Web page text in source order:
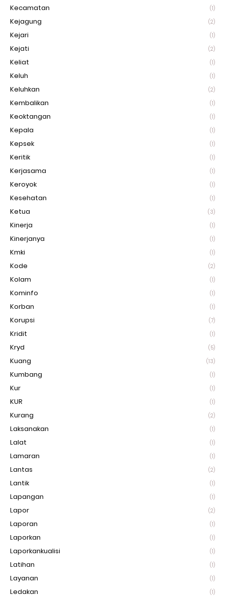
Kecamatan (1)
Kejagung (2)
Kejari (1)
Kejati (2)
Keliat (1)
Keluh (1)
Keluhkan (2)
Kembalikan (1)
Keoktangan (1)
Kepala (1)
Kepsek (1)
Keritik (1)
Kerjasama (1)
Keroyok (1)
Kesehatan (1)
Ketua (3)
Kinerja (1)
Kinerjanya (1)
Kmki (1)
Kode (2)
Kolam (1)
Kominfo (1)
Korban (1)
Korupsi (7)
Kridit (1)
Kryd (5)
Kuang (13)
Kumbang (1)
Kur (1)
KUR (1)
Kurang (2)
Laksanakan (1)
Lalat (1)
Lamaran (1)
Lantas (2)
Lantik (1)
Lapangan (1)
Lapor (2)
Laporan (1)
Laporkan (1)
Laporkankualisi (1)
Latihan (1)
Layanan (1)
Ledakan (1)